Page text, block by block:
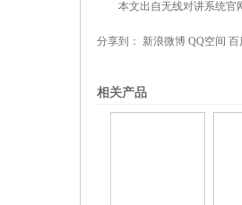
本文出自无线对讲系统官
分享到： 新浪微博 QQ空间 百
相关产品